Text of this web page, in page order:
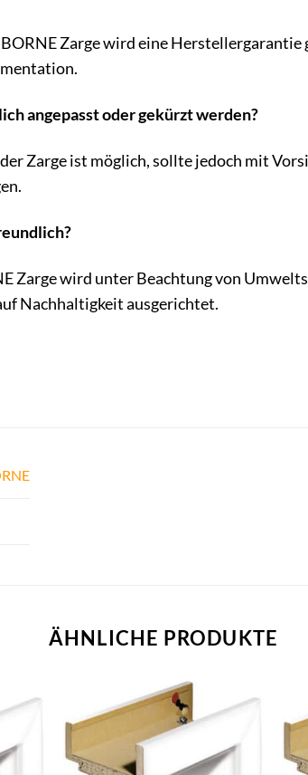
BORNE Zarge wird eine
angepasst oder gekürzt werden?
Zarge ist möglich, sollte jedoch mit
Zarge wird unter Beachtung von
Nachhaltigkeit ausgerichtet.
ÄHNLICHE PRODUKTE